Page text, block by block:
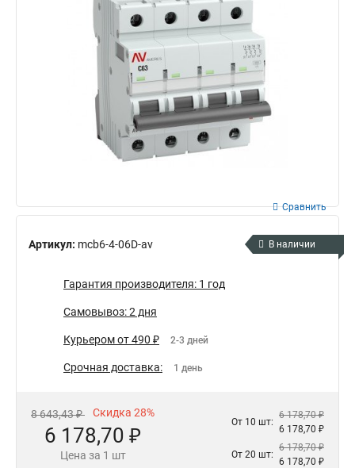
Артикул: mcb6-4-06D-av
Сравнить
В наличии
Гарантия производителя: 1 год
Самовывоз: 2 дня
Курьером от 490 ₽ 2-3 дней
Срочная доставка: 1 день
8 643,43 ₽ Скидка 28%
6 178,70 ₽
Цена за 1 шт
От 10 шт:
6 178,70 ₽
6 178,70 ₽
От 20 шт:
6 178,70 ₽
6 178,70 ₽